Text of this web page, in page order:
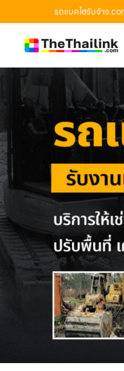
รถแบคโฮรับจ้าง